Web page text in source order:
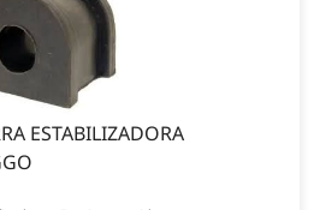
ESTABILIZADORA